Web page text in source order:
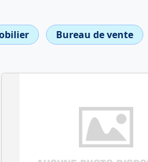
Bureau de vente